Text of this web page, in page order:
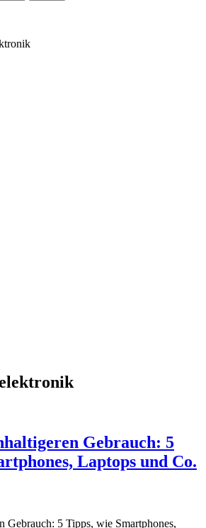
Gebrauch: 5
Laptops und Co.
Gebrauch: 5 Tipps, wie Smartphones,